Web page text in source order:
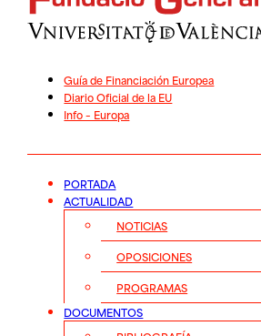
Guía de Financiación Europea
Diario Oficial de la EU
Info – Europa
PORTADA
ACTUALIDAD
NOTICIAS
OPOSICIONES
PROGRAMAS
DOCUMENTOS